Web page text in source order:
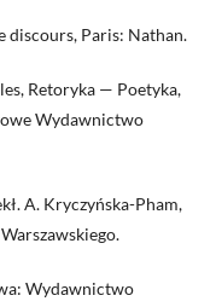
discours, Paris: Nathan.
Retoryka — Poetyka,
Wydawnictwo
A. Kryczyńska-Pham,
Wydawnictwo